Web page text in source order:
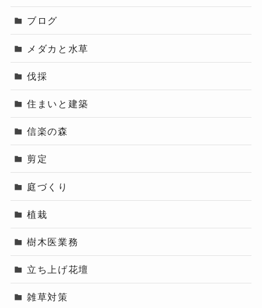
ブログ
メダカと水草
伐採
住まいと建築
信楽の森
剪定
庭づくり
植栽
樹木医業務
立ち上げ花壇
雑草対策